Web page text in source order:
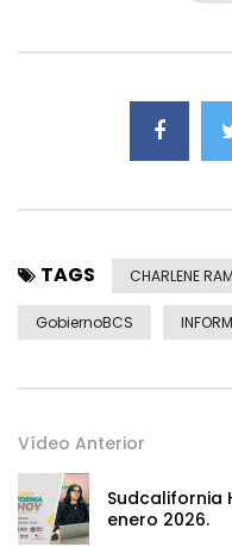
TAGS CHARLENE
GobiernoBCS
Vídeo Anterior
Sudcalifornia
enero 2026.